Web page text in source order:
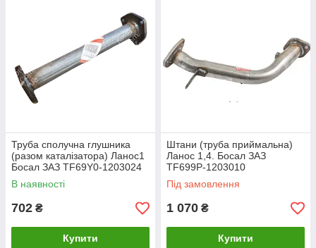
Труба сполучна глушника
(разом каталізатора) Ланос1
Босал ЗАЗ TF69Y0-1203024
В наявності
702 ₴
Купити
Штани (труба приймальна)
Ланос 1,4. Босал ЗАЗ
TF699P-1203010
Під замовлення
1 070 ₴
Купити